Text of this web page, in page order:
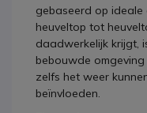
gebaseerd op
heuveltop tot
daadwerkelijk krijgt,
bebouwde omgeving
zelfs het weer
beïnvloeden.